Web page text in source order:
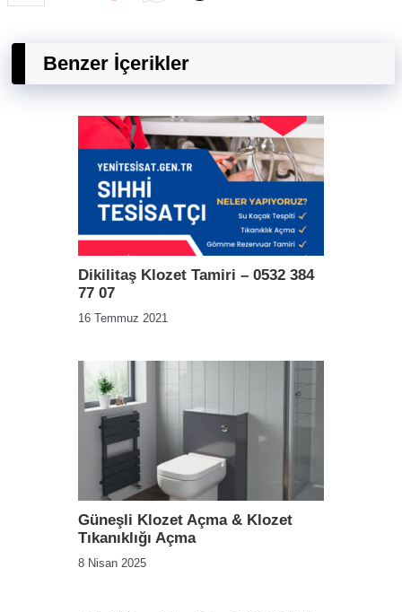
Benzer İçerikler
Dikilitaş Klozet Tamiri – 0532 384
77 07
16 Temmuz 2021
Güneşli Klozet Açma & Klozet
Tıkanıklığı Açma
8 Nisan 2025